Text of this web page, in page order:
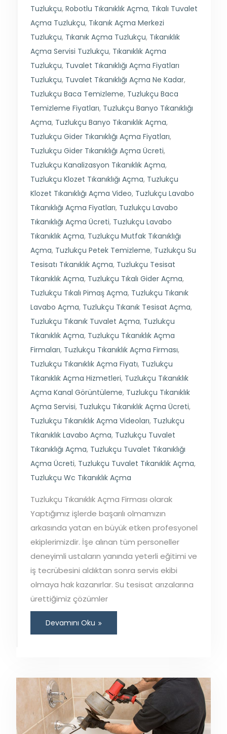
Tuzlukçu, Robotlu Tıkanıklık Açma, Tıkalı Tuvalet
Açma Tuzlukçu, Tıkanık Açma Merkezi
Tuzlukçu, Tıkanık Açma Tuzlukçu, Tıkanıklık
Açma Servisi Tuzlukçu, Tıkanıklık Açma
Tuzlukçu, Tuvalet Tıkanıklığı Açma Fiyatları
Tuzlukçu, Tuvalet Tıkanıklığı Açma Ne Kadar,
Tuzlukçu Baca Temizleme, Tuzlukçu Baca
Temizleme Fiyatları, Tuzlukçu Banyo Tıkanıklığı
Açma, Tuzlukçu Banyo Tıkanıklık Açma,
Tuzlukçu Gider Tıkanıklığı Açma Fiyatları,
Tuzlukçu Gider Tıkanıklığı Açma Ücreti,
Tuzlukçu Kanalizasyon Tıkanıklık Açma,
Tuzlukçu Klozet Tıkanıklığı Açma, Tuzlukçu
Klozet Tıkanıklığı Açma Video, Tuzlukçu Lavabo
Tıkanıklığı Açma Fiyatları, Tuzlukçu Lavabo
Tıkanıklığı Açma Ücreti, Tuzlukçu Lavabo
Tıkanıklık Açma, Tuzlukçu Mutfak Tıkanıklığı
Açma, Tuzlukçu Petek Temizleme, Tuzlukçu Su
Tesisatı Tıkanıklık Açma, Tuzlukçu Tesisat
Tıkanıklık Açma, Tuzlukçu Tıkalı Gider Açma,
Tuzlukçu Tıkalı Pimaş Açma, Tuzlukçu Tıkanık
Lavabo Açma, Tuzlukçu Tıkanık Tesisat Açma,
Tuzlukçu Tıkanık Tuvalet Açma, Tuzlukçu
Tıkanıklık Açma, Tuzlukçu Tıkanıklık Açma
Firmaları, Tuzlukçu Tıkanıklık Açma Firması,
Tuzlukçu Tıkanıklık Açma Fiyatı, Tuzlukçu
Tıkanıklık Açma Hizmetleri, Tuzlukçu Tıkanıklık
Açma Kanal Görüntüleme, Tuzlukçu Tıkanıklık
Açma Servisi, Tuzlukçu Tıkanıklık Açma Ücreti,
Tuzlukçu Tıkanıklık Açma Videoları, Tuzlukçu
Tıkanıklık Lavabo Açma, Tuzlukçu Tuvalet
Tıkanıklığı Açma, Tuzlukçu Tuvalet Tıkanıklığı
Açma Ücreti, Tuzlukçu Tuvalet Tıkanıklık Açma,
Tuzlukçu Wc Tıkanıklık Açma
Tuzlukçu Tıkanıklık Açma Firması olarak
Yaptığımız işlerde başarılı olmamızın
arkasında yatan en büyük etken profesyonel
ekiplerimizdir. İşe alınan tüm personeller
deneyimli ustaların yanında yeterli eğitimi ve
iş tecrübesini aldıktan sonra servis ekibi
olmaya hak kazanırlar. Su tesisat arızalarına
ürettiğimiz çözümler
Devamını Oku